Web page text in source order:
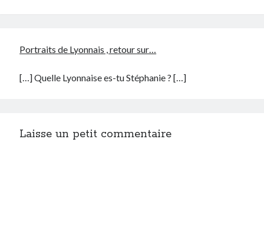
Portraits de Lyonnais , retour sur…
[…] Quelle Lyonnaise es-tu Stéphanie ? […]
Laisse un petit commentaire